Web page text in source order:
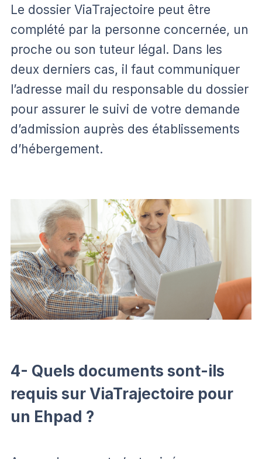
Le dossier ViaTrajectoire peut être
complété par la personne concernée, un
proche ou son tuteur légal. Dans les
deux derniers cas, il faut communiquer
l’adresse mail du responsable du dossier
pour assurer le suivi de votre demande
d’admission auprès des établissements
d’hébergement.
4- Quels documents sont-ils
requis sur ViaTrajectoire pour
un Ehpad ?